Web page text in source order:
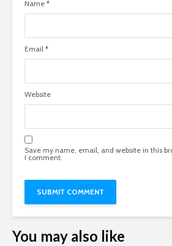
Name *
Email *
Website
Save my name, email, and website in this
I comment.
You may also like